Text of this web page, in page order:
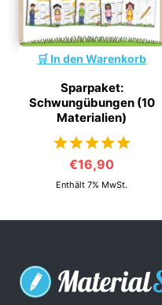
In den Warenkorb
Sparpaket:
Schwungübungen (10
Materialien)
von 5
€16,90
Enthält 7% MwSt.